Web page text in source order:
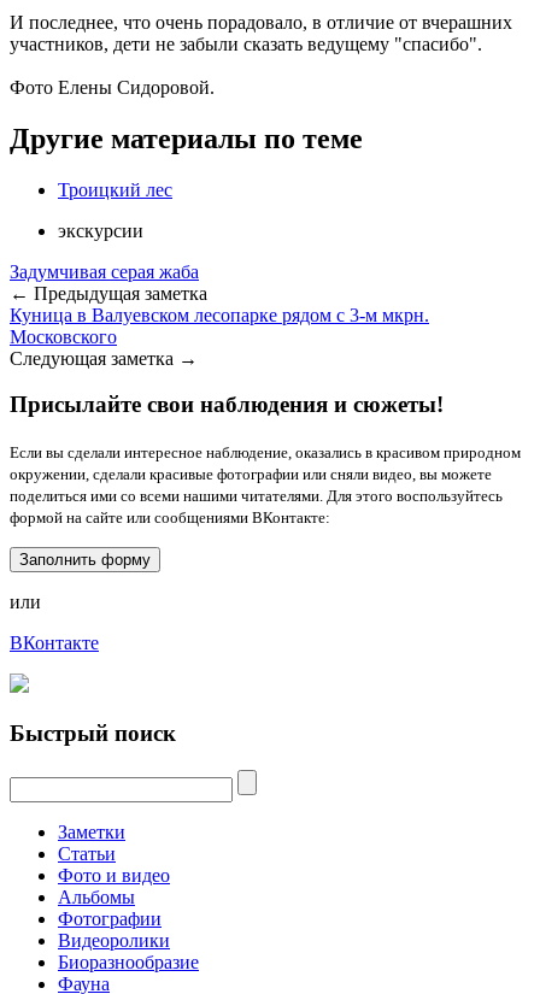
И последнее, что очень порадовало, в отличие от вчерашних
участников, дети не забыли сказать ведущему "спасибо".
Фото Елены Сидоровой.
Другие материалы по теме
Троицкий лес
экскурсии
Задумчивая серая жаба
← Предыдущая заметка
Куница в Валуевском лесопарке рядом с 3-м мкрн.
Московского
Следующая заметка →
Присылайте свои наблюдения и сюжеты!
Если вы сделали интересное наблюдение, оказались в красивом природном
окружении, сделали красивые фотографии или сняли видео, вы можете
поделиться ими со всеми нашими читателями. Для этого воспользуйтесь
формой на сайте или сообщениями ВКонтакте:
Заполнить форму
или
ВКонтакте
Быстрый поиск
Заметки
Статьи
Фото и видео
Альбомы
Фотографии
Видеоролики
Биоразнообразие
Фауна